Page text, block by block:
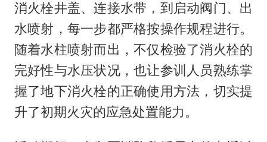
消火栓井盖、连接水带，到启动阀门、出
水喷射，每一步都严格按操作规程进行。
随着水柱喷射而出，不仅检验了消火栓的
完好性与水压状况，也让参训人员熟练掌
握了地下消火栓的正确使用方法，切实提
升了初期火灾的应急处置能力。